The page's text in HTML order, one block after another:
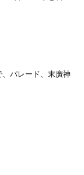
パレード、末廣神